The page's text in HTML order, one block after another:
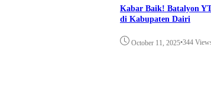
Kabar Baik! Batalyon
di Kabupaten Dairi
October 11, 2025•344